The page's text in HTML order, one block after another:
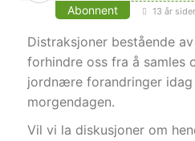
Abonnent 13 år
Distraksjoner bestående
forhindre oss fra å samles
jordnære forandringer
morgendagen.
Vil vi la diskusjoner om